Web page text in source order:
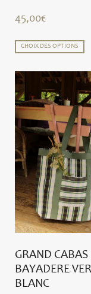
45,00€
CHOIX DES OPTIONS
GRAND CABAS
BAYADERE
BLANC